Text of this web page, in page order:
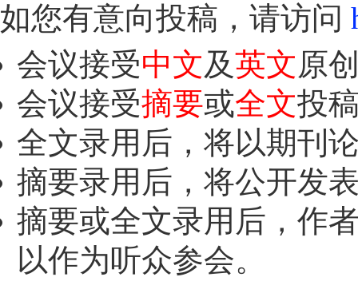
如您有意向投稿，请访问
会议接受中文及英文原
会议接受摘要或全文投
全文录用后，将以期刊
摘要录用后，将公开发
摘要或全文录用后，作
以作为听众参会。